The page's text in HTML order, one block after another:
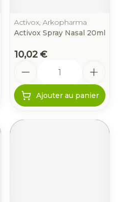
Activox, Arkopharma
Activox Spray Nasal 20ml
10,02 €
Ajouter au panier